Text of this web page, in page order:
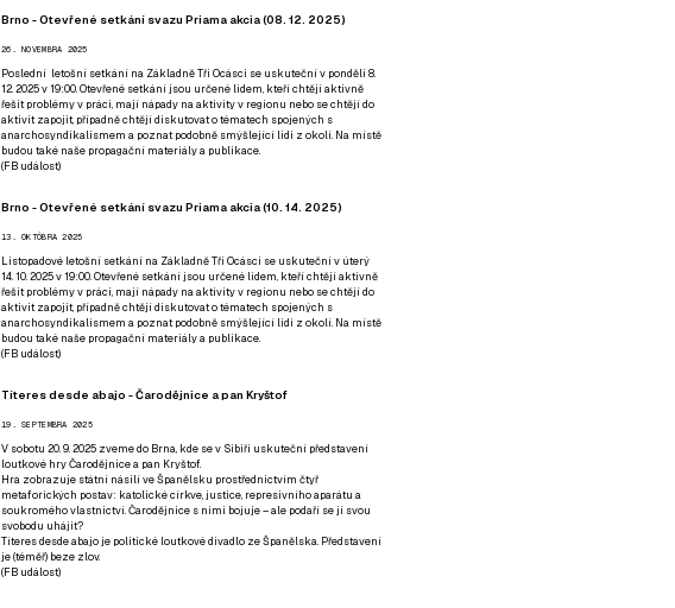
Brno - Otevřené setkání svazu Priama akcia (08. 12. 2025)
26. NOVEMBRA 2025
Poslední letošní setkání na Základně Tři Ocásci se uskuteční v ponděli 8.
12. 2025 v 19:00. Otevřené setkání jsou určené lidem, kteří chtějí aktivně
řešit problémy v práci, mají nápady na aktivity v regionu nebo se chtějí do
aktivit zapojit, případně chtějí diskutovat o tématech spojených s
anarchosyndikalismem a poznat podobně smýšlející lidi z okolí. Na místě
budou také naše propagační materiály a publikace.
(FB událost)
Brno - Otevřené setkání svazu Priama akcia (10. 14. 2025)
13. OKTÓBRA 2025
Listopadové letošní setkání na Základně Tři Ocásci se uskuteční v úterý
14. 10. 2025 v 19:00. Otevřené setkání jsou určené lidem, kteří chtějí aktivně
řešit problémy v práci, mají nápady na aktivity v regionu nebo se chtějí do
aktivit zapojit, případně chtějí diskutovat o tématech spojených s
anarchosyndikalismem a poznat podobně smýšlející lidi z okolí. Na místě
budou také naše propagační materiály a publikace.
(FB událost)
Títeres desde abajo - Čarodějnice a pan Kryštof
19. SEPTEMBRA 2025
V sobotu 20. 9. 2025 zveme do Brna, kde se v Sibiři uskuteční představení
loutkové hry Čarodějnice a pan Kryštof.
Hra zobrazuje státní násilí ve Španělsku prostřednictvím čtyř
metaforických postav: katolické církve, justice, represivního aparátu a
soukromého vlastnictví. Čarodějnice s nimi bojuje – ale podaří se jí svou
svobodu uhájit?
Títeres desde abajo je politické loutkové divadlo ze Španělska. Představení
je (téměř) beze zlov.
(FB událost)